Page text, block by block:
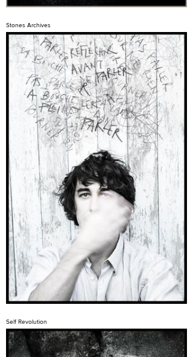
Stones Archives
Self Revolution